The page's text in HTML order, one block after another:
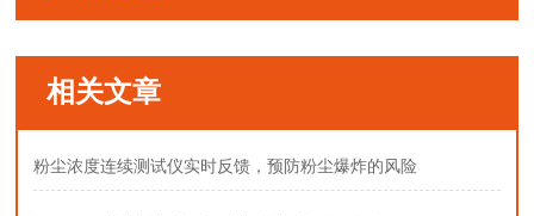
相关文章
粉尘浓度连续测试仪实时反馈，预防粉尘爆炸的风险